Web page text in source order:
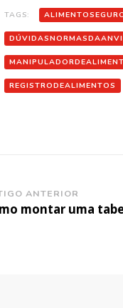
TAGS:
REGISTRODEALIMENTOS
ANTERIOR
montar uma